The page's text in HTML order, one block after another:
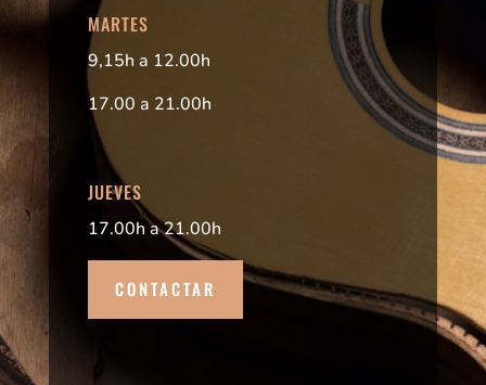
MARTES
9,15h a 12.00h
17.00 a 21.00h
JUEVES
17.00h a 21.00h
CONTACTAR